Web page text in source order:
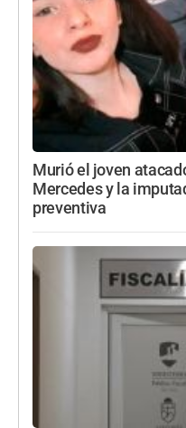
Murió el joven
Mercedes y la
preventiva